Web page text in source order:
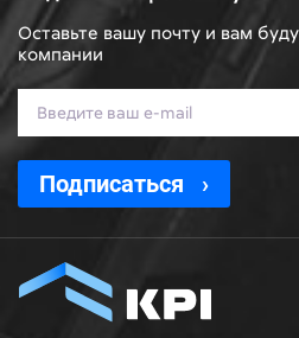
Оставьте вашу почту и вам
компании
Подписаться